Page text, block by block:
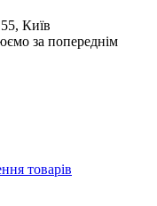
Київ
за попереднім
товарів